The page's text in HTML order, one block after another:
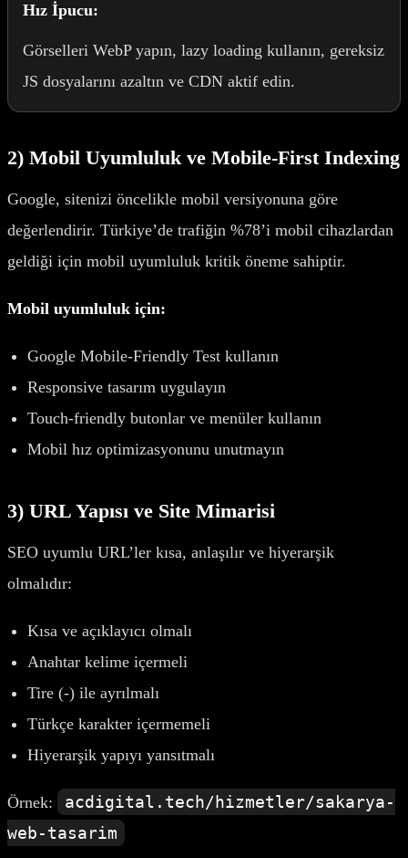
Hız İpucu:
Görselleri WebP yapın, lazy loading kullanın, gereksiz
JS dosyalarını azaltın ve CDN aktif edin.
2) Mobil Uyumluluk ve Mobile-First Indexing
Google, sitenizi öncelikle mobil versiyonuna göre
değerlendirir. Türkiye’de trafiğin %78’i mobil cihazlardan
geldiği için mobil uyumluluk kritik öneme sahiptir.
Mobil uyumluluk için:
Google Mobile-Friendly Test kullanın
Responsive tasarım uygulayın
Touch-friendly butonlar ve menüler kullanın
Mobil hız optimizasyonunu unutmayın
3) URL Yapısı ve Site Mimarisi
SEO uyumlu URL’ler kısa, anlaşılır ve hiyerarşik
olmalıdır:
Kısa ve açıklayıcı olmalı
Anahtar kelime içermeli
Tire (-) ile ayrılmalı
Türkçe karakter içermemeli
Hiyerarşik yapıyı yansıtmalı
Örnek:
acdigital.tech/hizmetler/sakarya-
web-tasarim